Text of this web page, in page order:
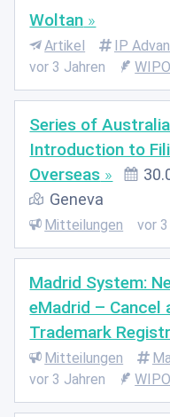
Woltan
Artikel
IP
vor 3 Jahren
WIPO
Series of
Introduction to
Overseas
Geneva
Mitteilungen vor
Madrid System:
eMadrid – Cancel
Trademark
Mitteilungen
vor 3 Jahren
WIPO